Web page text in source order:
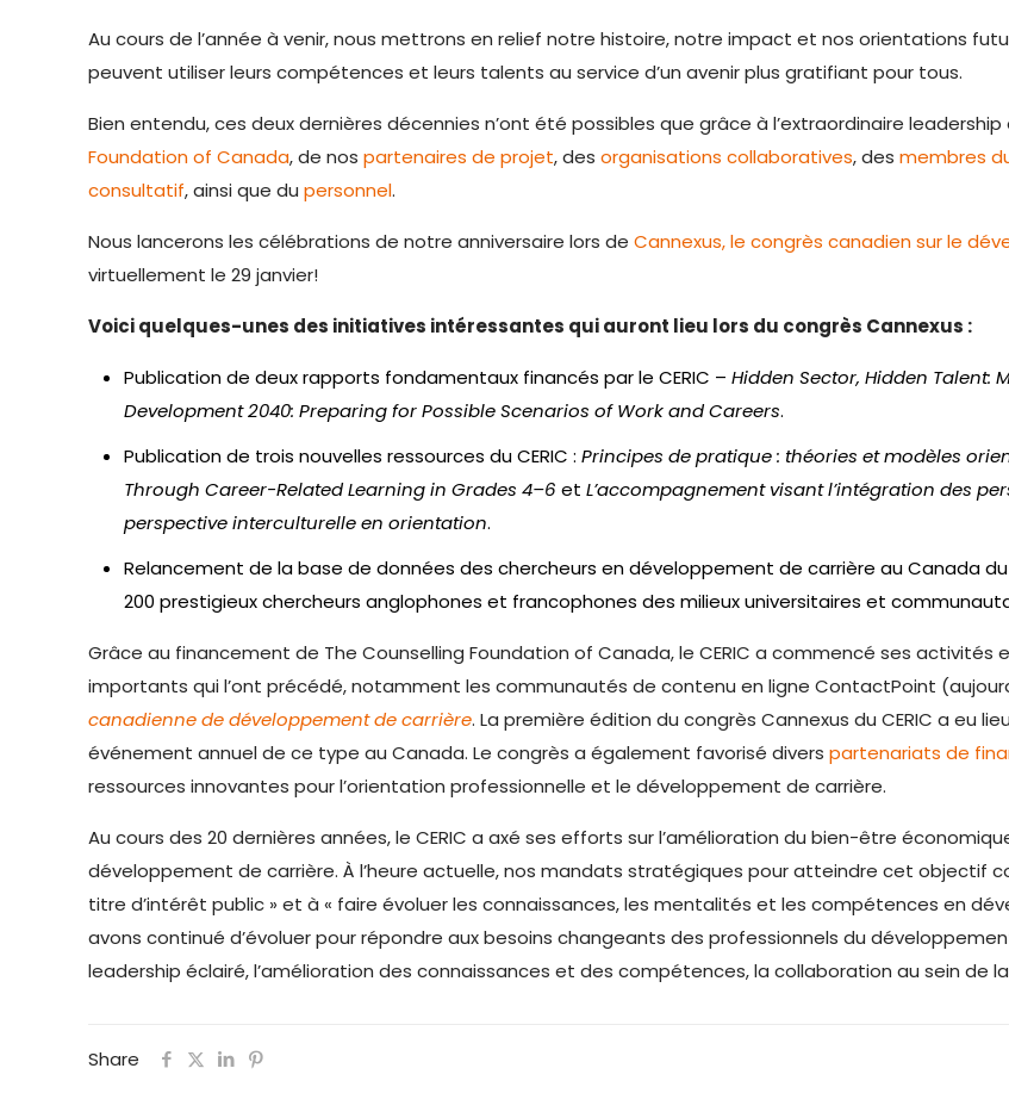
Au cours de l’année à venir, nous mettrons en relief notre histoire, notre impact et nos orientations
peuvent utiliser leurs compétences et leurs talents au service d’un avenir plus gratifiant pour tous.
Bien entendu, ces deux dernières décennies n’ont été possibles que grâce à l’extraordinaire
Foundation of Canada, de nospartenaires de projet, desorganisations collaboratives, desmembres
consultatif, ainsi que dupersonnel.
Nous lancerons les célébrations de notre anniversaire lors deCannexus, le congrès canadien sur le
virtuellement le 29 janvier!
Voici quelques-unes des initiatives intéressantes qui auront lieu lors du congrès Cannexus :
Publication de deux rapports fondamentaux financés par le CERIC –Hidden Sector, Hidden Talent:
Development 2040: Preparing for Possible Scenarios of Work and Careers.
Publication de trois nouvelles ressources du CERIC :Principes de pratique : théories et modèles
Through Career-Related Learning in Grades 4–6 etL’accompagnement visant l’intégration des
perspective interculturelle en orientation.
Relancement de la base de données des chercheurs en développement de carrière au Canada du
200 prestigieux chercheurs anglophones et francophones des milieux universitaires et
Grâce au financement de The Counselling Foundation of Canada, le CERIC a commencé ses activités
importants qui l’ont précédé, notamment les communautés de contenu en ligne ContactPoint
canadienne de développement de carrière. La première édition du congrès Cannexus du CERIC a eu
événement annuel de ce type au Canada. Le congrès a également favorisé diverspartenariats de
ressources innovantes pour l’orientation professionnelle et le développement de carrière.
Au cours des 20 dernières années, le CERIC a axé ses efforts sur l’amélioration du bien-être
développement de carrière. À l’heure actuelle, nos mandats stratégiques pour atteindre cet objectif
titre d’intérêt public » et à « faire évoluer les connaissances, les mentalités et les compétences en
avons continué d’évoluer pour répondre aux besoins changeants des professionnels du
leadership éclairé, l’amélioration des connaissances et des compétences, la collaboration au sein de
Share